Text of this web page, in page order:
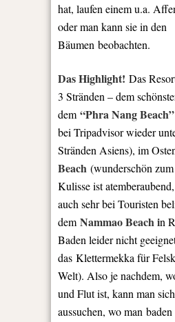
hat, laufen einem u.a.
oder man kann sie in den
Bäumen beobachten.
Das Highlight! Das
3 Stränden – dem
dem “Phra Nang Beach”
bei Tripadvisor wieder
Stränden Asiens), im
Beach (wunderschön
Kulisse ist
auch sehr bei Touristen
dem Nammao Beach in
Baden leider nicht
das Klettermekka für
Welt). Also je nachdem,
und Flut ist, kann man
aussuchen, wo man